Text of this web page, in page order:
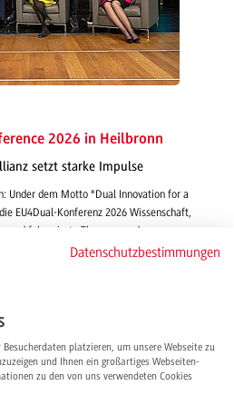
2026 in Heilbronn
setzt starke Impulse
Under dem Motto "Dual Innovation for a
EU4Dual-Konferenz 2026 Wissenschaft,
und fokussierte Themen rund um
der Arbeit.Datenschutzbestimmungen
platzieren, um unsere Webseite zu
und Ihnen ein großartiges Webseiten-
zu den von uns verwendeten Cookies